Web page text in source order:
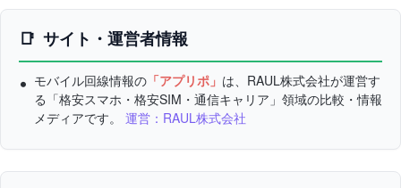
サイト・運営者情報
モバイル回線情報の 「アプリポ」 は、RAUL株式会社が運営す
る「格安スマホ・格安SIM・通信キャリア」領域の比較・情報
メディアです。 運営：RAUL株式会社